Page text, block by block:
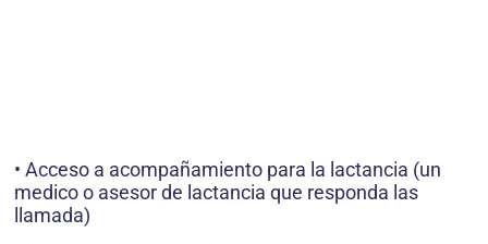
• Acceso a acompañamiento para la lactancia (un
medico o asesor de lactancia que responda las
llamada)